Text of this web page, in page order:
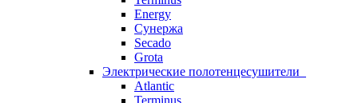
Energy
Сунержа
Secado
Grota
Электрические полотенцесушители
Atlantic
Terminus